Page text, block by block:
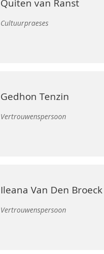
Quiten van Ranst
Cultuurpraeses
Gedhon Tenzin
Vertrouwenspersoon
Ileana Van Den Broeck
Vertrouwenspersoon